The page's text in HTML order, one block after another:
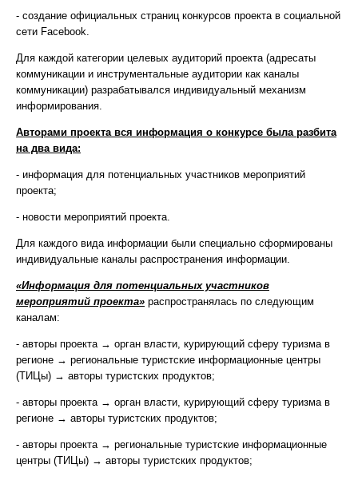
- создание официальных страниц конкурсов проекта в социальной
сети Facebook.
Для каждой категории целевых аудиторий проекта (адресаты
коммуникации и инструментальные аудитории как каналы
коммуникации) разрабатывался индивидуальный механизм
информирования.
Авторами проекта вся информация о конкурсе была разбита
на два вида:
- информация для потенциальных участников мероприятий
проекта;
- новости мероприятий проекта.
Для каждого вида информации были специально сформированы
индивидуальные каналы распространения информации.
«Информация для потенциальных участников
мероприятий проекта» распространялась по следующим
каналам:
- авторы проекта → орган власти, курирующий сферу туризма в
регионе → региональные туристские информационные центры
(ТИЦы) → авторы туристских продуктов;
- авторы проекта → орган власти, курирующий сферу туризма в
регионе → авторы туристских продуктов;
- авторы проекта → региональные туристские информационные
центры (ТИЦы) → авторы туристских продуктов;